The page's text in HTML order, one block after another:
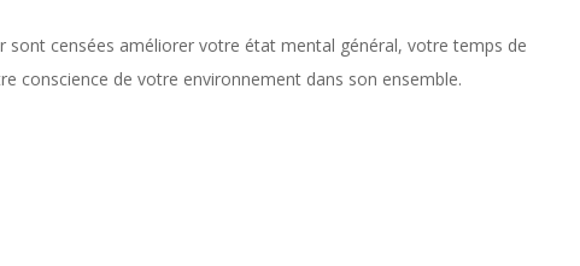
sont censées améliorer votre état mental général, votre temps de
conscience de votre environnement dans son ensemble.